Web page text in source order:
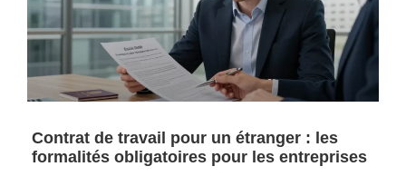
Contrat de travail pour un étranger : les
formalités obligatoires pour les entreprises